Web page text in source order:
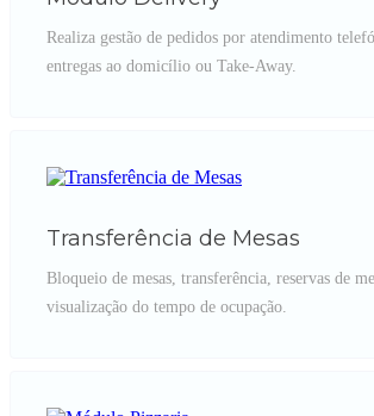
Realiza gestão de pedidos por atendimento
entregas ao domicílio ou Take-Away.
Transferência de Mesas
Bloqueio de mesas, transferência, reservas de
visualização do tempo de ocupação.